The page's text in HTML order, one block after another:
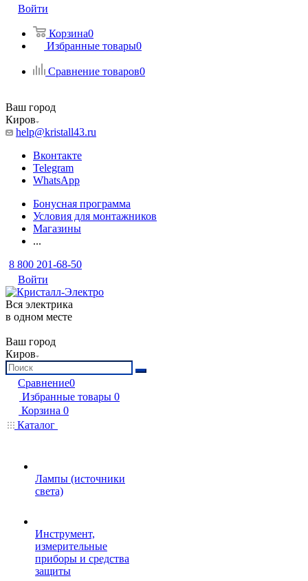
Войти
Корзина0
Избранные товары0
Сравнение товаров0
Ваш город
Киров
help@kristall43.ru
Вконтакте
Telegram
WhatsApp
Бонусная программа
Условия для монтажников
Магазины
...
8 800 201-68-50
Войти
Вся электрика
в одном месте
Ваш город
Киров
Сравнение0
Избранные товары 0
Корзина 0
Каталог
Лампы (источники
света)
Инструмент,
измерительные
приборы и средства
защиты